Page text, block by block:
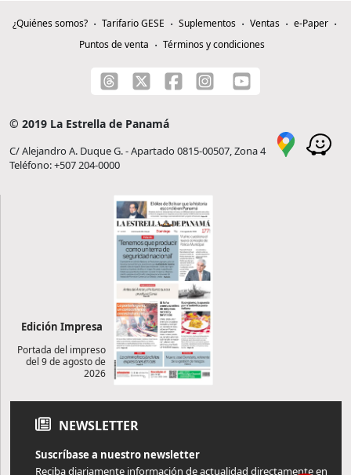
¿Quiénes somos? Tarifario GESE Suplementos Ventas
e-Paper
Puntos de venta
Términos y condiciones
© 2019 La Estrella de Panamá
C/ Alejandro A. Duque G. - Apartado 0815-00507, Zona 4
Teléfono: +507 204-0000
Edición Impresa
Portada del impreso
del 9 de agosto de
2026
NEWSLETTER
Suscríbase a nuestro newsletter
Reciba diariamente información de actualidad directamente en